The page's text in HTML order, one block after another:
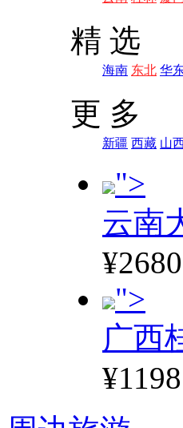
精 选
海南 东北 华
更 多
新疆 西藏 山
">
云南
¥2680
">
广西
¥1198